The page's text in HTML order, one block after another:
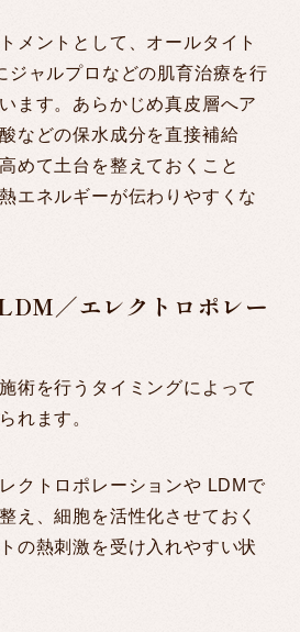
メントとして、オールタイト
ジャルプロなどの肌育治療を行
ます。あらかじめ真皮層へア
などの保水成分を直接補給
めて土台を整えておくこと
エネルギーが伝わりやすくな
／エレクトロポレー
術を行うタイミングによって
れます。
クトロポレーションや LDMで
え、細胞を活性化させておく
の熱刺激を受け入れやすい状